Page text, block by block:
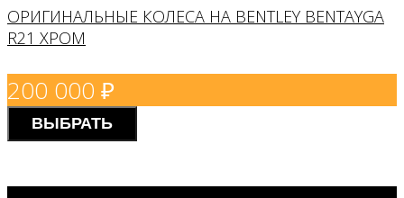
ОРИГИНАЛЬНЫЕ КОЛЕСА НА BENTLEY BENTAYGA
R21 ХРОМ
200 000 ₽
ВЫБРАТЬ